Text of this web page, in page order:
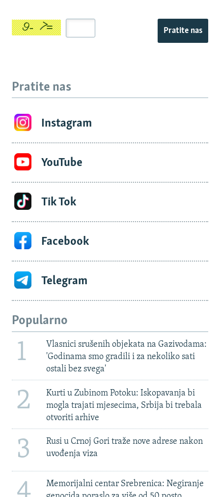
Pratite nas
Pratite nas
Instagram
YouTube
Tik Tok
Facebook
Telegram
Popularno
1
Vlasnici srušenih objekata na Gazivodama:
'Godinama smo gradili i za nekoliko sati
ostali bez svega'
2
Kurti u Zubinom Potoku: Iskopavanja bi
mogla trajati mjesecima, Srbija bi trebala
otvoriti arhive
3
Rusi u Crnoj Gori traže nove adrese nakon
uvođenja viza
Memorijalni centar Srebrenica: Negiranje